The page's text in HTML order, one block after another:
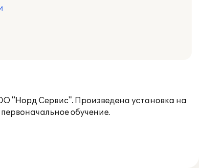
"Норд Сервис". Произведена установка на
обучение.